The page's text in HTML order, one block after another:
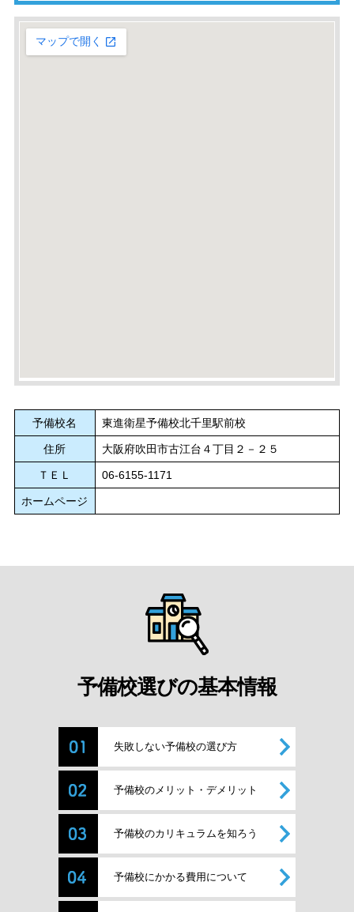
予備校名 東進衛星予備校北千里駅前校
住所 大阪府吹田市古江台４丁目２－２５
ＴＥＬ 06-6155-1171
ホームページ
予備校選びの基本情報
失敗しない予備校の選び方
予備校のメリット・デメリット
予備校のカリキュラムを知ろう
予備校にかかる費用について